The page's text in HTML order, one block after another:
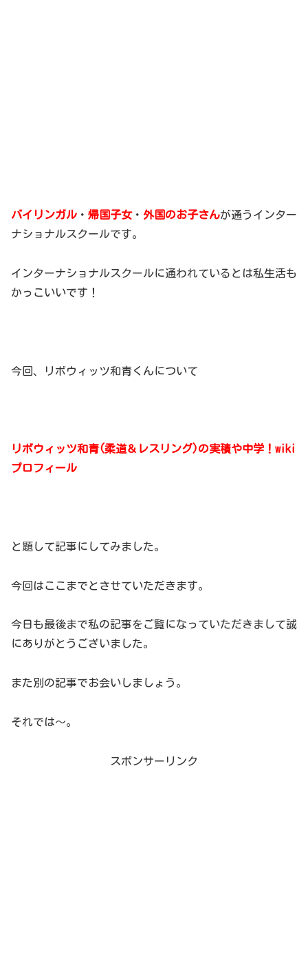
バイリンガル ・ 帰国子女・ 外国のお子さんが通うインター
ナショナルスクールです。
インターナショナルスクールに通われているとは私生活も
かっこいいです！
今回、リボウィッツ和青くんについて
リボウィッツ和青(柔道＆レスリング)の実積や中学！wiki
プロフィール
と題して記事にしてみました。
今回はここまでとさせていただきます。
今日も最後まで私の記事をご覧になっていただきまして誠
にありがとうございました。
また別の記事でお会いしましょう。
それでは～。
スポンサーリンク